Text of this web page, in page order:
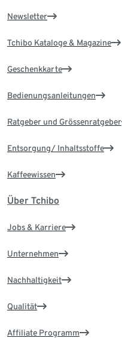
Newsletter
Tchibo Kataloge & Magazine
Geschenkkarte
Bedienungsanleitungen
Ratgeber und Grössenratgeber
Entsorgung/ Inhaltsstoffe
Kaffeewissen
Über Tchibo
Jobs & Karriere
Unternehmen
Nachhaltigkeit
Qualität
Affiliate Programm